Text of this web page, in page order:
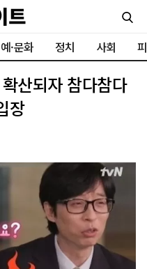
·문화 정치 사회
산되자 참다참다
장